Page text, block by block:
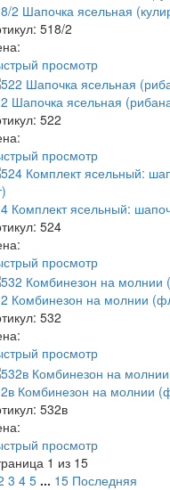
2 Шапочка ясельная
518/2
просмотр
Шапочка ясельная
522
просмотр
Комплект ясельный:
524
просмотр
Комбинезон на молнии
532
просмотр
Комбинезон на молнии
532в
просмотр
1 из 15
3 4 5 ... 15 Последняя